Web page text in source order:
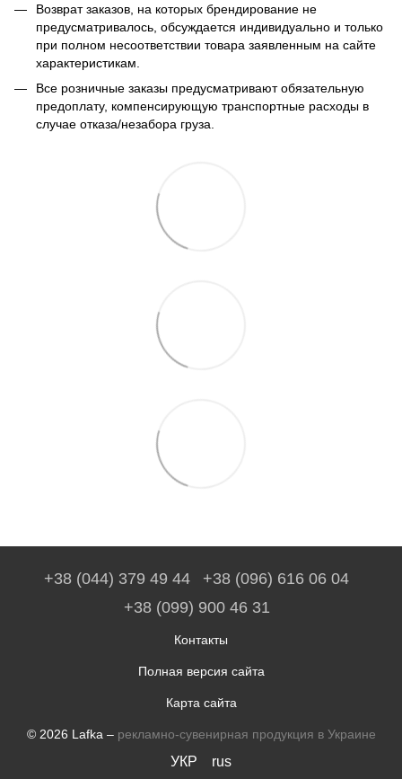
Возврат заказов, на которых брендирование не
предусматривалось, обсуждается индивидуально и только
при полном несоответствии товара заявленным на сайте
характеристикам.
Все розничные заказы предусматривают обязательную
предоплату, компенсирующую транспортные расходы в
случае отказа/незабора груза.
+38 (044) 379 49 44
+38 (096) 616 06 04
+38 (099) 900 46 31
Контакты
Полная версия сайта
Карта сайта
© 2026 Lafka – рекламно-сувенирная продукция в Украине
УКР rus